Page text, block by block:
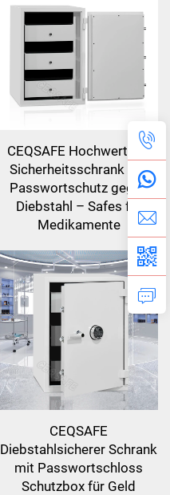
CEQSAFE Hochwertiger
Sicherheitsschrank mit
Passwortschutz gegen
Diebstahl – Safes für
Medikamente
CEQSAFE
Diebstahlsicherer Schrank
mit Passwortschloss
Schutzbox für Geld